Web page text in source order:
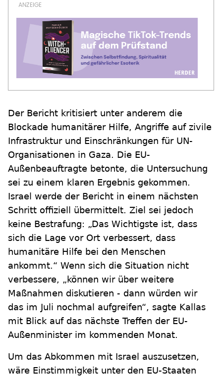
Der Bericht kritisiert unter anderem die
Blockade humanitärer Hilfe, Angriffe auf zivile
Infrastruktur und Einschränkungen für UN-
Organisationen in Gaza. Die EU-
Außenbeauftragte betonte, die Untersuchung
sei zu einem klaren Ergebnis gekommen.
Israel werde der Bericht in einem nächsten
Schritt offiziell übermittelt. Ziel sei jedoch
keine Bestrafung: „Das Wichtigste ist, dass
sich die Lage vor Ort verbessert, dass
humanitäre Hilfe bei den Menschen
ankommt.“ Wenn sich die Situation nicht
verbessere, „können wir über weitere
Maßnahmen diskutieren - dann würden wir
das im Juli nochmal aufgreifen“, sagte Kallas
mit Blick auf das nächste Treffen der EU-
Außenminister im kommenden Monat.
Um das Abkommen mit Israel auszusetzen,
wäre Einstimmigkeit unter den EU-Staaten